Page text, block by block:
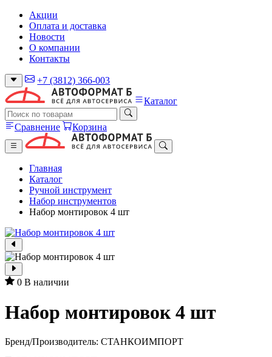
Акции
Оплата и доставка
Новости
О компании
Контакты
+7 (3812) 366-003
Каталог
Сравнение Корзина
Главная
Каталог
Ручной инструмент
Набор инструментов
Набор монтировок 4 шт
0 В наличии
Набор монтировок 4 шт
Бренд/Производитель: СТАНКОИМПОРТ